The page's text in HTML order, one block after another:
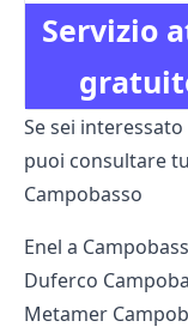
Servizio
Se sei
puoi consultare
Campobasso
Enel a
Duferco
Metamer